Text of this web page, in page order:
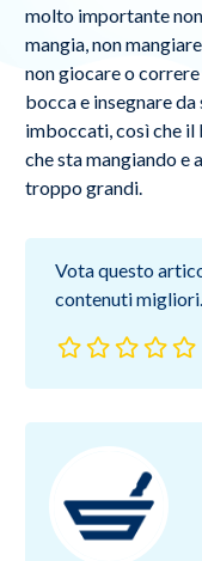
molto importante
mangia, non
non giocare o
bocca e insegnare
imboccati, così che
che sta mangiando e
troppo grandi.
Vota questo
contenuti migliori.